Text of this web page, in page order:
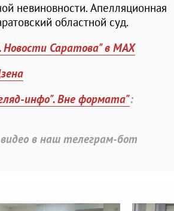
невиновности. Апелляционная
областной суд.
Саратова" в MAX
инфо". Вне формата":
в наш телеграм-бот